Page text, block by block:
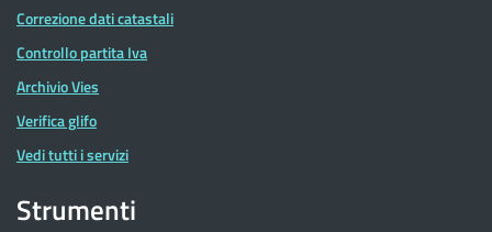
Correzione dati catastali
Controllo partita Iva
Archivio Vies
Verifica glifo
Vedi tutti i servizi
Strumenti